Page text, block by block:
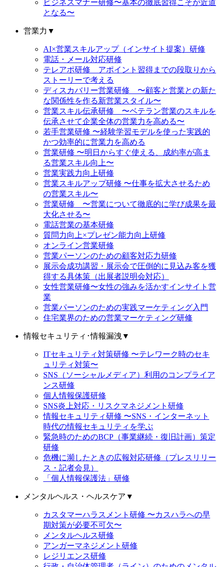
ビジネスマナー研修〜基本の徹底習得こそが近道
となる〜
営業力 ▼
AI×営業スキルアップ（インサイト提案）研修
電話・メール対応研修
テレアポ研修 アポイント習得までの段取りから
ストーリーで考える
ディスカバリー営業研修 〜顧客と営業との新た
な関係性を作る新営業スタイル〜
営業スキル伝承研修 〜ベテラン営業のスキルを
伝承させて企業全体の営業力を高める〜
若手営業研修 〜経験学習モデルを使った実践的
かつ効率的に営業力を高める
営業研修 〜明日からすぐ使える、成約率が高ま
る営業スキル向上〜
営業実践力向上研修
営業スキルアップ研修 〜仕事を拡大させるため
の営業スキル〜
営業研修 〜営業について徹底的に学び成果を最
大化させる〜
電話営業の基本研修
質問力向上×プレゼン能力向上研修
オンライン営業研修
営業パーソンのための顧客対応力研修
展示会成功講習・展示会で圧倒的に見込み客を獲
得する具体策（出展者説明会対応）
女性営業研修〜女性の強みを活かすインサイト営
業
営業パーソンのための実践マーケティング入門
住宅業界のための営業マーケティング研修
情報セキュリティ･情報漏洩 ▼
ITセキュリティ対策研修 〜テレワーク時のセキ
ュリティ対策〜
SNS（ソーシャルメディア）利用のコンプライア
ンス研修
個人情報保護研修
SNS炎上対応・リスクマネジメント研修
情報セキュリティ研修 〜SNS・インターネット
時代の情報セキュリティを学ぶ
緊急時のためのBCP（事業継続・復旧計画）策定
研修
危機に瀕したときの広報対応研修（プレスリリー
ス・記者会見）
「個人情報保護法」研修
メンタルヘルス・ヘルスケア ▼
カスタマーハラスメント研修 〜カスハラへの早
期対策が必要不可欠〜
メンタルヘルス研修
アンガーマネジメント研修
レジリエンス研修